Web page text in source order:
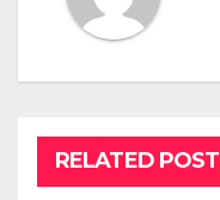
RELATED POST